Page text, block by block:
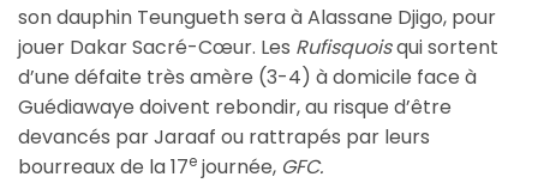
son dauphin Teungueth sera à Alassane Djigo, pour
jouer Dakar Sacré-Cœur. Les Rufisquoisqui sortent
d’une défaite très amère (3-4) à domicile face à
Guédiawaye doivent rebondir, au risque d’être
devancés par Jaraaf ou rattrapés par leurs
bourreaux de la 17e journée, GFC.